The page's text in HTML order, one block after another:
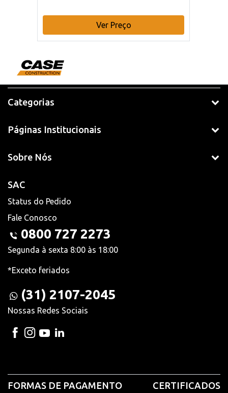
Ver Preço
Categorias
Páginas Institucionais
Sobre Nós
SAC
Status do Pedido
Fale Conosco
0800 727 2273
Segunda à sexta 8:00 às 18:00
*Exceto feriados
(31) 2107-2045
Nossas Redes Sociais
FORMAS DE PAGAMENTO CERTIFICADOS